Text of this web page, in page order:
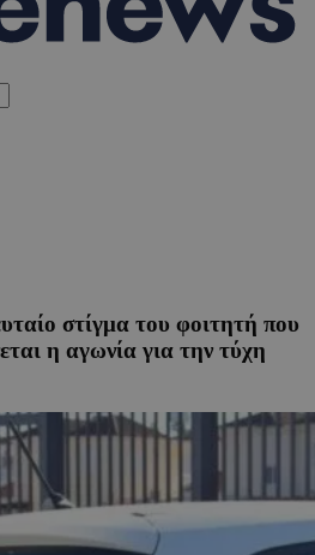
στίγμα του φοιτητή που
η αγωνία για την τύχη